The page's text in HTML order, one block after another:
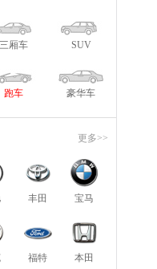
三厢车 SUV
跑车 豪华车
更多>>
丰田 宝马
福特 本田